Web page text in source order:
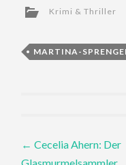
Krimi & Thriller
MARTINA-
Post
← Cecelia Ahern: Der